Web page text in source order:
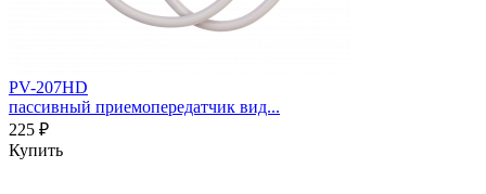
PV-207HD
пассивный приемопередатчик вид...
225 ₽
Купить